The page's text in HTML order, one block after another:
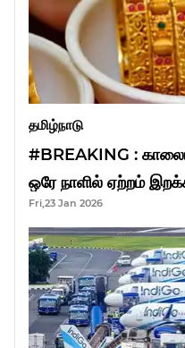
தமிழ்நாடு
#BREAKING :
ஒரே நாளில் ஏற்றம்
Fri,23 Jan 2026